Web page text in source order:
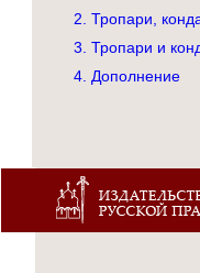
2. Тропари,
3. Тропари и
4. Дополнение